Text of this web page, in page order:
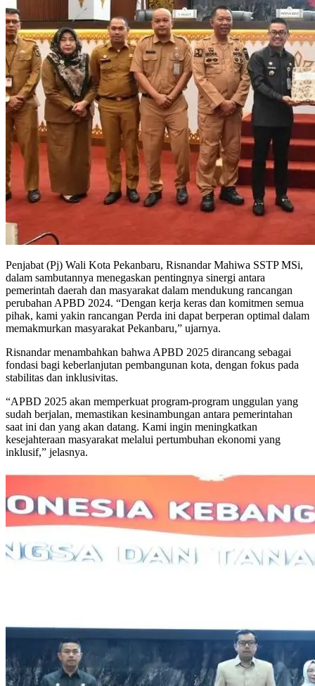
Penjabat (Pj) Wali Kota Pekanbaru, Risnandar Mahiwa SSTP MSi,
dalam sambutannya menegaskan pentingnya sinergi antara
pemerintah daerah dan masyarakat dalam mendukung rancangan
perubahan APBD 2024. “Dengan kerja keras dan komitmen semua
pihak, kami yakin rancangan Perda ini dapat berperan optimal dalam
memakmurkan masyarakat Pekanbaru,” ujarnya.
Risnandar menambahkan bahwa APBD 2025 dirancang sebagai
fondasi bagi keberlanjutan pembangunan kota, dengan fokus pada
stabilitas dan inklusivitas.
“APBD 2025 akan memperkuat program-program unggulan yang
sudah berjalan, memastikan kesinambungan antara pemerintahan
saat ini dan yang akan datang. Kami ingin meningkatkan
kesejahteraan masyarakat melalui pertumbuhan ekonomi yang
inklusif,” jelasnya.